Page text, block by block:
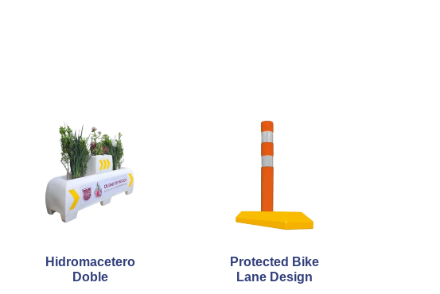
Hidromacetero
Doble
Protected Bike
Lane Design